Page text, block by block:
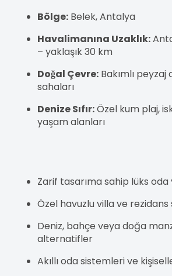
Bölge: Belek, Antalya
Havalimanına Uzaklık:
– yaklaşık 30 km
Doğal Çevre: Bakımlı
sahaları
Denize Sıfır:Özel kum plaj,
yaşam alanları
Zarif tasarıma sahip lüks
Özel havuzlu villa ve
Deniz, bahçe veya doğa
alternatifler
Akıllı oda sistemleri ve